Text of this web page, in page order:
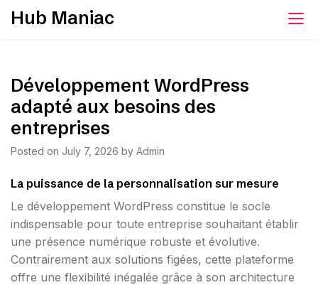
SkipHub Maniac
Développement WordPress
adapté aux besoins des
entreprises
Posted on July 7, 2026 by Admin
La puissance de la personnalisation sur mesure
Le développement WordPress constitue le socle
indispensable pour toute entreprise souhaitant établir
une présence numérique robuste et évolutive.
Contrairement aux solutions figées, cette plateforme
offre une flexibilité inégalée grâce à son architecture